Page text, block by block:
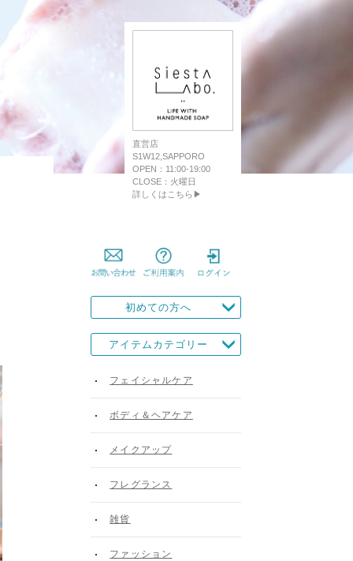
直営店
S1W12,SAPPORO
OPEN：11:00-19:00
CLOSE：火曜日
詳しくはこちら▶
初めての方へ
アイテムカテゴリー
フェイシャルケア
ボディ＆ヘアケア
メイクアップ
フレグランス
雑貨
ファッション